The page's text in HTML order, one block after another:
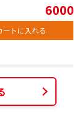
6000
ートに入れる